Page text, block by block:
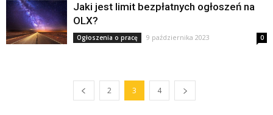
Jaki jest limit bezpłatnych ogłoszeń na
OLX?
Ogłoszenia o pracę 9 października 2023 0
2 3 4